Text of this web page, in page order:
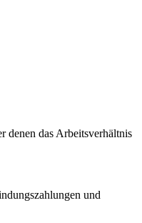
denen das Arbeitsverhältnis
und